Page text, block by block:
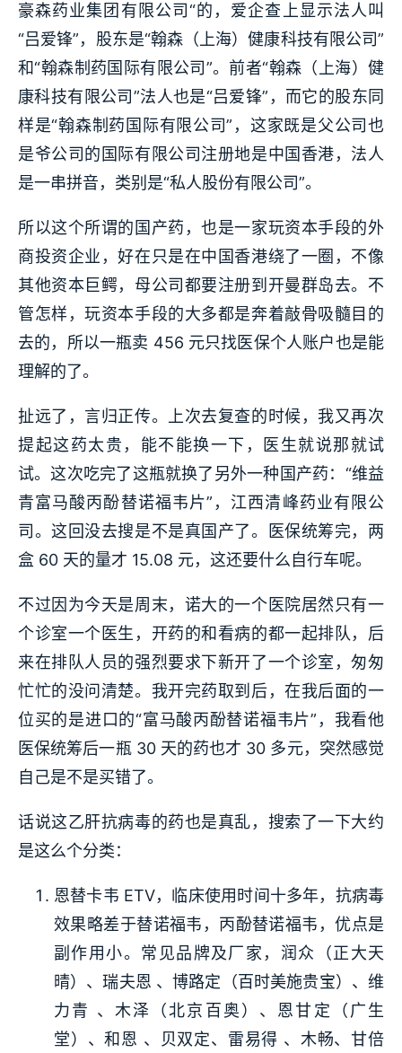
豪森药业集团有限公司“的，爱企查上显示法人叫
“吕爱锋”，股东是“翰森（上海）健康科技有限公司”
和“翰森制药国际有限公司”。前者“翰森（上海）健
康科技有限公司”法人也是“吕爱锋”，而它的股东同
样是“翰森制药国际有限公司”，这家既是父公司也
是爷公司的国际有限公司注册地是中国香港，法人
是一串拼音，类别是“私人股份有限公司”。
所以这个所谓的国产药，也是一家玩资本手段的外
商投资企业，好在只是在中国香港绕了一圈，不像
其他资本巨鳄，母公司都要注册到开曼群岛去。不
管怎样，玩资本手段的大多都是奔着敲骨吸髓目的
去的，所以一瓶卖 456 元只找医保个人账户也是能
理解的了。
扯远了，言归正传。上次去复查的时候，我又再次
提起这药太贵，能不能换一下，医生就说那就试
试。这次吃完了这瓶就换了另外一种国产药：“维益
青富马酸丙酚替诺福韦片”，江西清峰药业有限公
司。这回没去搜是不是真国产了。医保统筹完，两
盒 60 天的量才 15.08 元，这还要什么自行车呢。
不过因为今天是周末，诺大的一个医院居然只有一
个诊室一个医生，开药的和看病的都一起排队，后
来在排队人员的强烈要求下新开了一个诊室，匆匆
忙忙的没问清楚。我开完药取到后，在我后面的一
位买的是进口的“富马酸丙酚替诺福韦片”，我看他
医保统筹后一瓶 30 天的药也才 30 多元，突然感觉
自己是不是买错了。
话说这乙肝抗病毒的药也是真乱，搜索了一下大约
是这么个分类：
恩替卡韦 ETV，临床使用时间十多年，抗病毒
效果略差于替诺福韦，丙酚替诺福韦，优点是
副作用小。常见品牌及厂家，润众（正大天
晴）、瑞夫恩 、博路定（百时美施贵宝）、维
力青 、木泽（北京百奥）、恩甘定（广生
堂）、和恩 、贝双定、雷易得 、木畅、甘倍